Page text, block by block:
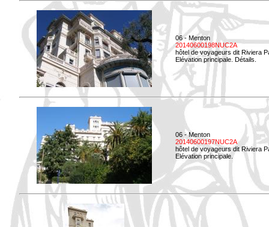
06 - Menton
20140600198NUC2A
hôtel de voyageurs dit Riviera
Elévation principale. Détails.
06 - Menton
20140600197NUC2A
hôtel de voyageurs dit Riviera
Elévation principale.